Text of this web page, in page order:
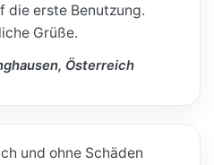
die erste Benutzung.
Grüße.
Österreich
und ohne Schäden